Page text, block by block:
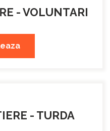
- VOLUNTARI
- TURDA